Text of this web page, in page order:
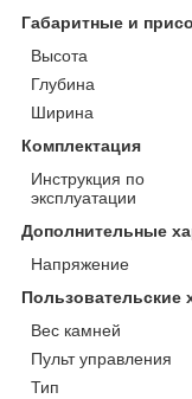
Габаритные и
Высота
Глубина
Ширина
Комплектация
Инструкция по
эксплуатации
Дополнительные
Напряжение
Пользовательские
Вес камней
Пульт управления
Тип